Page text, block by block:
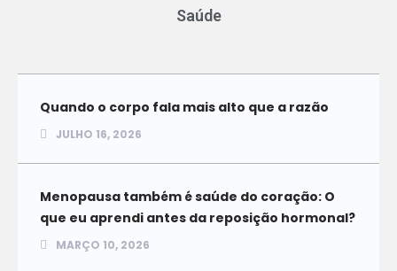
Saúde
Quando o corpo fala mais alto que a razão
JULHO 16, 2026
Menopausa também é saúde do coração: O
que eu aprendi antes da reposição hormonal?
MARÇO 10, 2026